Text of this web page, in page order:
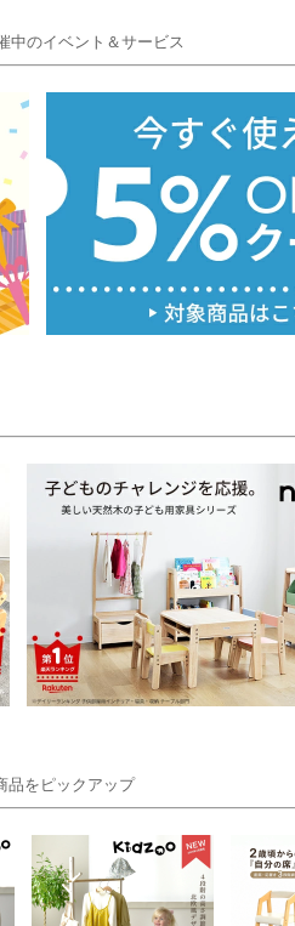
のイベント＆サービス
をピックアップ